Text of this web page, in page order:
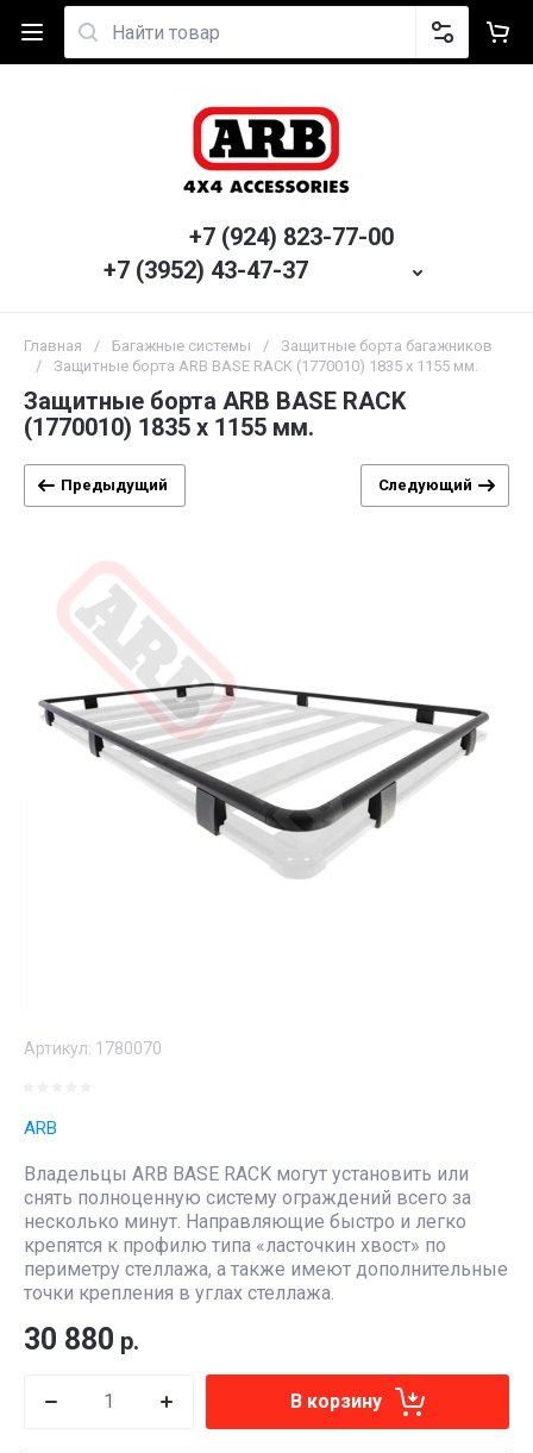
+7 (924) 823-77-00
+7 (3952) 43-47-37
Главная / Багажные системы /
Защитные борта багажников
/
Защитные борта ARB BASE RACK (1770010) 1835 х 1155 мм.
Защитные борта ARB BASE RACK
(1770010) 1835 х 1155 мм.
Предыдущий Следующий
Артикул: 1780070
ARB
Владельцы ARB BASE RACK могут установить или
снять полноценную систему ограждений всего за
несколько минут. Направляющие быстро и легко
крепятся к профилю типа «ласточкин хвост» по
периметру стеллажа, а также имеют дополнительные
точки крепления в углах стеллажа.
30 880 р.
В корзину